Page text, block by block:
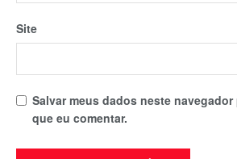
Site
Salvar meus dados neste navegador
que eu comentar.